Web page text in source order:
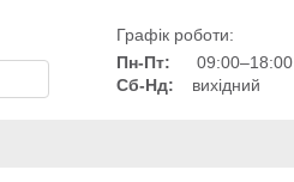
Графік роботи:
Пн-Пт:
09:00–18:00
Сб-Нд:
вихідний